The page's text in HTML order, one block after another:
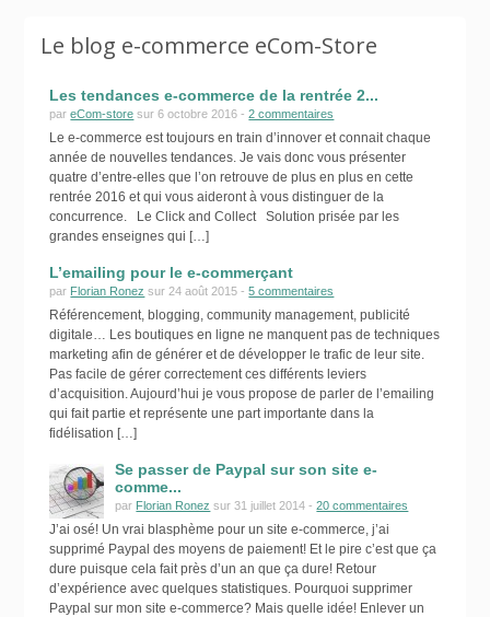
Le blog e-commerce eCom-Store
Les tendances e-commerce de la rentrée 2...
pareCom-store sur 6 octobre 2016 -2 commentaires
Le e-commerce est toujours en train d’innover et connait chaque
année de nouvelles tendances. Je vais donc vous présenter
quatre d’entre-elles que l’on retrouve de plus en plus en cette
rentrée 2016 et qui vous aideront à vous distinguer de la
concurrence. Le Click and Collect Solution prisée par les
grandes enseignes qui […]
L’emailing pour le e-commerçant
par Florian Ronez sur 24 août 2015 -5 commentaires
Référencement, blogging, community management, publicité
digitale… Les boutiques en ligne ne manquent pas de techniques
marketing afin de générer et de développer le trafic de leur site.
Pas facile de gérer correctement ces différents leviers
d’acquisition. Aujourd’hui je vous propose de parler de l’emailing
qui fait partie et représente une part importante dans la
fidélisation […]
Se passer de Paypal sur son site e-
comme...
par Florian Ronez sur 31 juillet 2014 -20 commentaires
J’ai osé! Un vrai blasphème pour un site e-commerce, j’ai
supprimé Paypal des moyens de paiement! Et le pire c’est que ça
dure puisque cela fait près d’un an que ça dure! Retour
d’expérience avec quelques statistiques. Pourquoi supprimer
Paypal sur mon site e-commerce? Mais quelle idée! Enlever un